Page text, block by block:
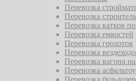
Перевозка
Перевозка
Перевозка катков
Перевозка емкостей
Перевозка грохотов
Перевозка
Перевозка вагона
Перевозка
Перевозка